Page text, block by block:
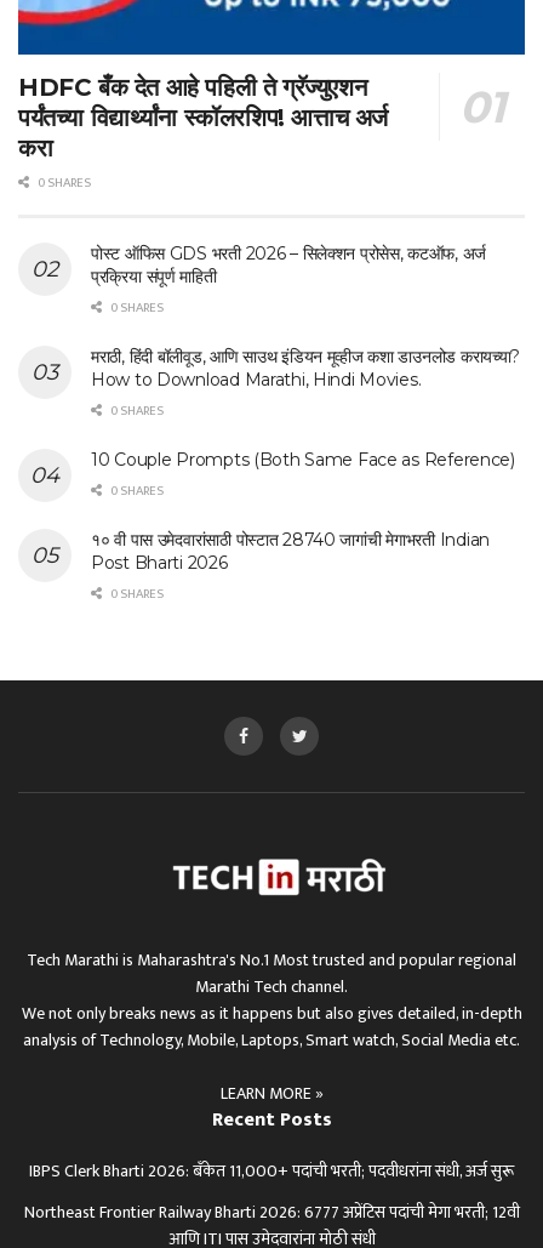
HDFC बँक देत आहे पहिली ते ग्रॅज्युएशन
पर्यंतच्या विद्यार्थ्यांना स्कॉलरशिप! आत्ताच अर्ज
करा
0 SHARES
पोस्ट ऑफिस GDS भरती 2026 – सिलेक्शन प्रोसेस, कटऑफ, अर्ज
प्रक्रिया संपूर्ण माहिती
0 SHARES
मराठी, हिंदी बॉलीवूड, आणि साउथ इंडियन मूव्हीज कशा डाउनलोड करायच्या?
How to Download Marathi, Hindi Movies.
0 SHARES
10 Couple Prompts (Both Same Face as Reference)
0 SHARES
१० वी पास उमेदवारांसाठी पोस्टात 28740 जागांची मेगाभरती Indian
Post Bharti 2026
0 SHARES
Tech Marathi is Maharashtra's No.1 Most trusted and popular regional
Marathi Tech channel.
We not only breaks news as it happens but also gives detailed, in-depth
analysis of Technology, Mobile, Laptops, Smart watch, Social Media etc.
LEARN MORE »
Recent Posts
IBPS Clerk Bharti 2026: बँकेत 11,000+ पदांची भरती; पदवीधरांना संधी, अर्ज सुरू
Northeast Frontier Railway Bharti 2026: 6777 अप्रेंटिस पदांची मेगा भरती; 12वी
आणि ITI पास उमेदवारांना मोठी संधी